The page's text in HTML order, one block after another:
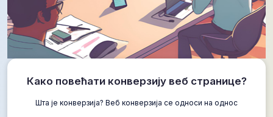
Како повећати конверзију веб странице?
Шта је конверзија? Веб конверзија се односи на однос